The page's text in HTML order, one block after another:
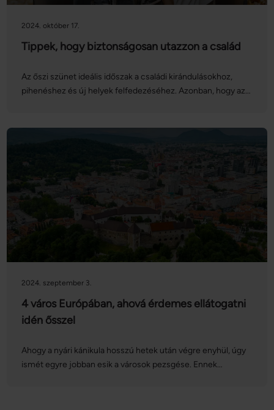
2024. október 17.
Tippek, hogy biztonságosan utazzon a család
Az őszi szünet ideális időszak a családi kirándulásokhoz,
pihenéshez és új helyek felfedezéséhez. Azonban, hogy az
2024. szeptember 3.
4 város Európában, ahová érdemes ellátogatni
idén ősszel
Ahogy a nyári kánikula hosszú hetek után végre enyhül, úgy
ismét egyre jobban esik a városok pezsgése. Ennek